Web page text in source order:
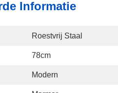
Informatie
Roestvrij Staal
78cm
Modern